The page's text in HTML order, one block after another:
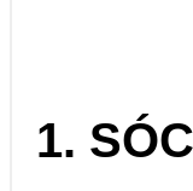
1.